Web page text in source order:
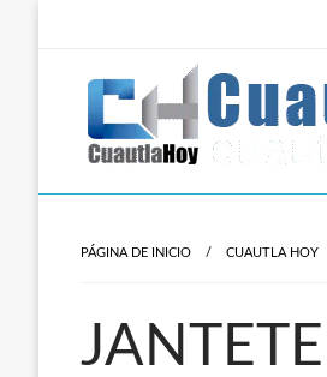
Revista digital del oriente de
PÁGINA DE INICIO CUAUTLA HOY